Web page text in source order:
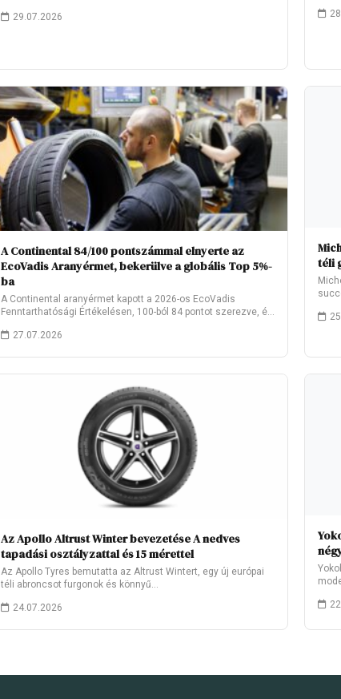
29.07.2026
A Continental 84/100 pontszámmal elnyerte az
EcoVadis Aranyérmet, bekerülve a globális Top 5%-
ba
A Continental aranyérmet kapott a 2026-os EcoVadis
Fenntarthatósági Értékelésen, 100-ból 84 pontot szerezve, és
27.07.2026
téli
Az Apollo Altrust Winter bevezetése A nedves
tapadási osztályzattal és 15 mérettel
Az Apollo Tyres bemutatta az Altrust Wintert, egy új európai
téli abroncsot furgonok és könnyű…
24.07.2026